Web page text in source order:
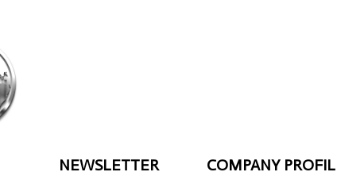
NEWSLETTER COMPANY